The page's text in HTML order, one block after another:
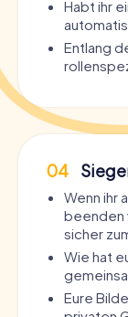
Habt ihr
Entlang
04
Wenn ihr
beenden
sicher
Wie hat
Eure